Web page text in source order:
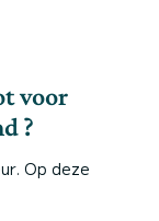
voor
?
Op deze